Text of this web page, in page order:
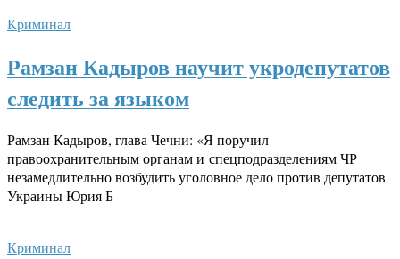
Криминал
Рамзан Кадыров научит укродепутатов
следить за языком
Рамзан Кадыров, глава Чечни: «Я поручил
правоохранительным органам и спецподразделениям ЧР
незамедлительно возбудить уголовное дело против депутатов
Украины Юрия Б
Криминал